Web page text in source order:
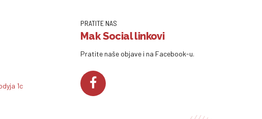
1c
PRATITE NAS
Mak Social linkovi
Pratite naše objave i na Facebook-u.